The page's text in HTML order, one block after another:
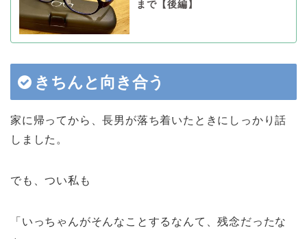
まで【後編】
きちんと向き合う
家に帰ってから、長男が落ち着いたときにしっかり話
しました。
でも、つい私も
「いっちゃんがそんなことするなんて、残念だったな